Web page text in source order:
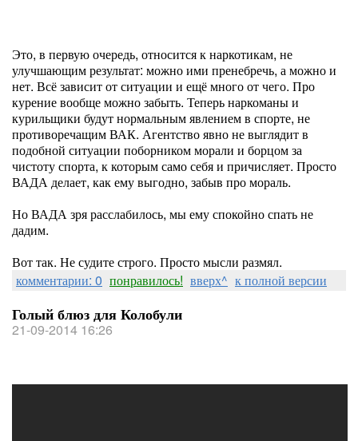
Это, в первую очередь, относится к наркотикам, не
улучшающим результат: можно ими пренебречь, а можно и
нет. Всё зависит от ситуации и ещё много от чего. Про
курение вообще можно забыть. Теперь наркоманы и
курильщики будут нормальным явлением в спорте, не
противоречащим ВАК. Агентство явно не выглядит в
подобной ситуации поборником морали и борцом за
чистоту спорта, к которым само себя и причисляет. Просто
ВАДА делает, как ему выгодно, забыв про мораль.
Но ВАДА зря расслабилось, мы ему спокойно спать не
дадим.
Вот так. Не судите строго. Просто мысли размял.
комментарии: 0 понравилось! вверх^ к полной версии
Голый блюз для Колобули
21-09-2014 16:26